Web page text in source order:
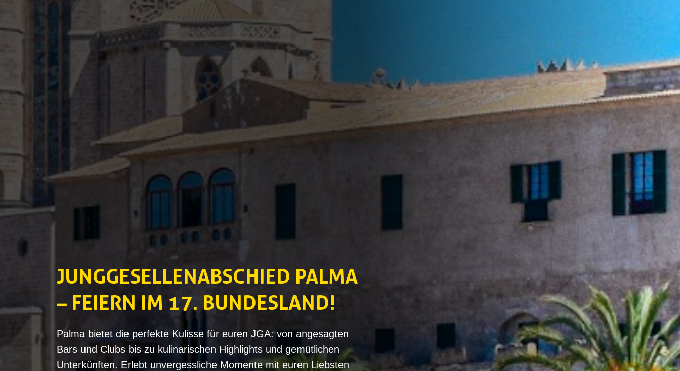
JUNGGESELLENABSCHIED PALMA
– FEIERN IM 17. BUNDESLAND!
Palma bietet die perfekte Kulisse für euren JGA: von angesagten
Bars und Clubs bis zu kulinarischen Highlights und gemütlichen
Unterkünften. Erlebt unvergessliche Momente mit euren Liebsten